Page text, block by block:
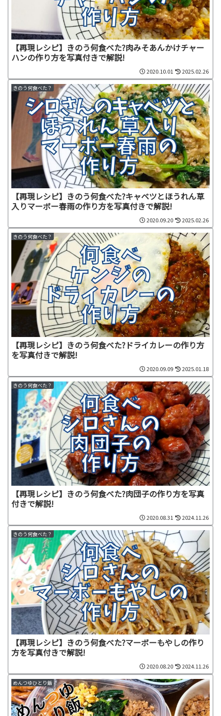
【再現レシピ】きのう何食べた?肉みそあんかけチャー
ハンの作り方を写真付きで解説!
2020.10.01 2025.02.26
きのう何食べた？
【再現レシピ】きのう何食べた?キャベツとほうれん草
入りマーボー春雨の作り方を写真付きで解説!
2020.09.20 2025.02.26
きのう何食べた？
【再現レシピ】きのう何食べた?ドライカレーの作り方
を写真付きで解説!
2020.09.09 2025.01.18
きのう何食べた？
【再現レシピ】きのう何食べた?肉団子の作り方を写真
付きで解説!
2020.08.31 2024.11.26
きのう何食べた？
【再現レシピ】きのう何食べた?マーボーもやしの作り
方を写真付きで解説!
2020.08.20 2024.11.26
めんつゆひとり飯